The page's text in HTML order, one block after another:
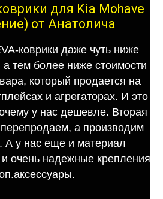
для Kia Mohave
от Анатолича
коврики даже чуть ниже
тем более ниже стоимости
который продается на
и агрегаторах. И это
у нас дешевле. Вторая
а производим
А у нас еще и материал
очень надежные крепления